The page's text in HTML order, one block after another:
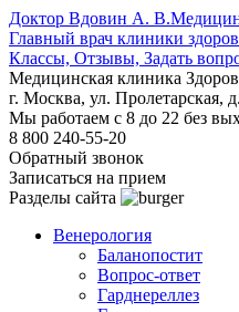
Доктор Вдовин А. В.
Главный врач клиники
Классы, Отзывы, Задать
Медицинская клиника
г. Москва, ул. Пролетарская,
Мы работаем с 8 до 22 без
8 800 240-55-20
Обратный звонок
Записаться на прием
Разделы сайта
Венерология
Баланопостит
Вопрос-ответ
Гарднереллез